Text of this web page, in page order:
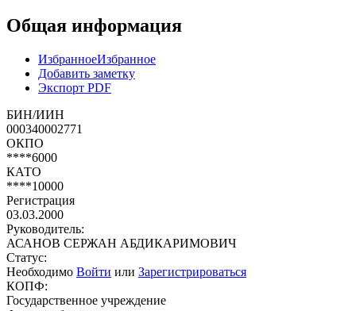
Общая информация
ИзбранноеИзбранное
Добавить заметку
Экспорт PDF
БИН/ИИН
000340002771
ОКПО
****6000
КАТО
****10000
Регистрация
03.03.2000
Руководитель:
АСАНОВ СЕРЖАН АБДИКАРИМОВИЧ
Статус:
Необходимо Войти или Зарегистрироваться
КОПФ:
Государственное учреждение